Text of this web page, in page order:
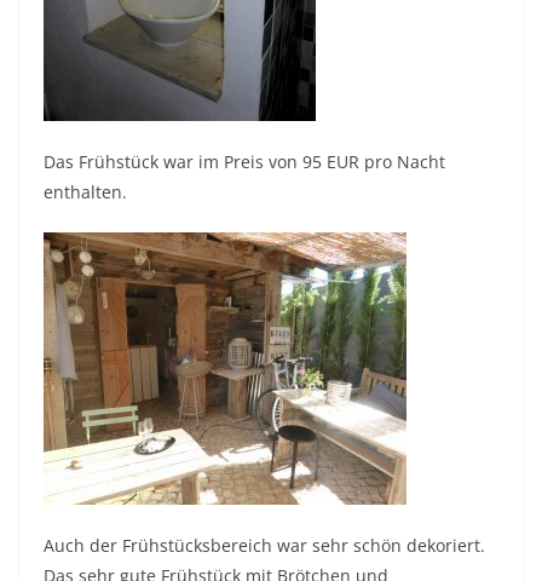
Das Frühstück war im Preis von 95 EUR pro Nacht
enthalten.
Auch der Frühstücksbereich war sehr schön dekoriert.
Das sehr gute Frühstück mit Brötchen und